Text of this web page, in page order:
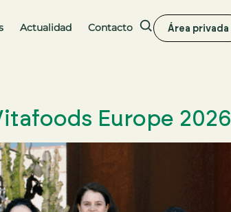
Actualidad Contacto BuscarÁrea privada
Europe 2026